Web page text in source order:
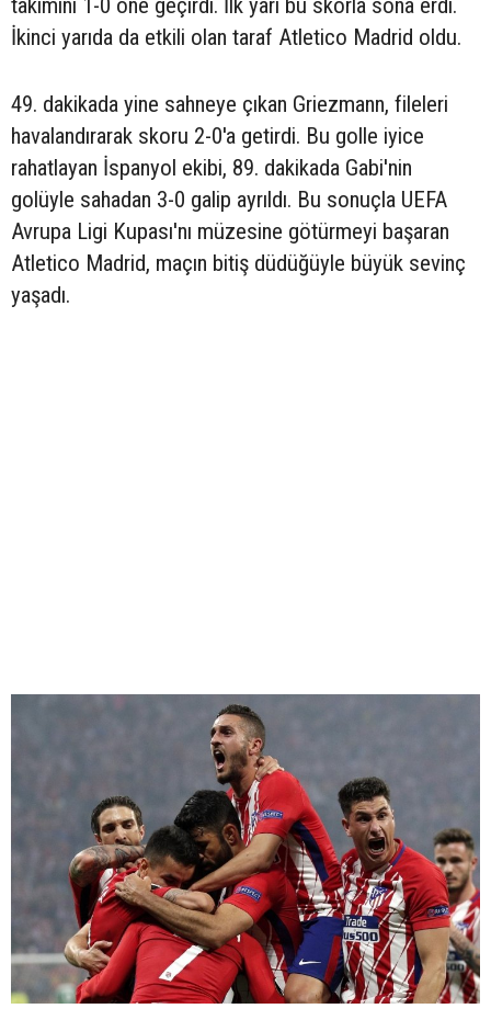
takımını 1-0 öne geçirdi. İlk yarı bu skorla sona erdi.
İkinci yarıda da etkili olan taraf Atletico Madrid oldu.
49. dakikada yine sahneye çıkan Griezmann, fileleri
havalandırarak skoru 2-0'a getirdi. Bu golle iyice
rahatlayan İspanyol ekibi, 89. dakikada Gabi'nin
golüyle sahadan 3-0 galip ayrıldı. Bu sonuçla UEFA
Avrupa Ligi Kupası'nı müzesine götürmeyi başaran
Atletico Madrid, maçın bitiş düdüğüyle büyük sevinç
yaşadı.